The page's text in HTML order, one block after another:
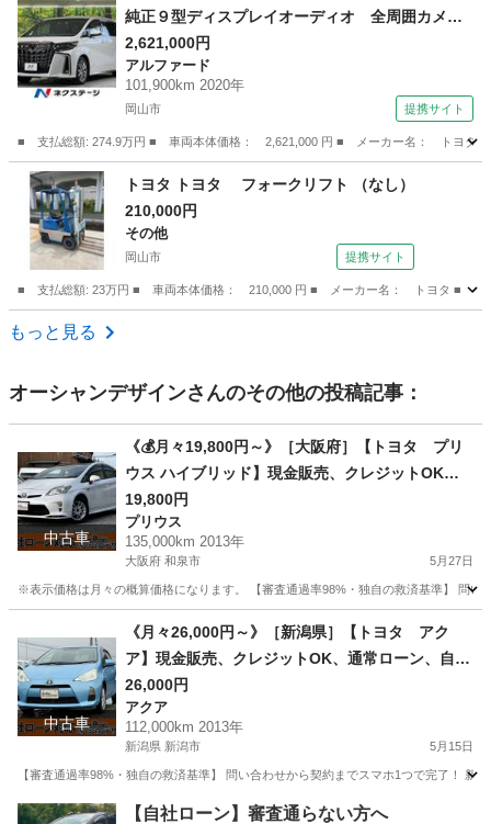
純正９型ディスプレイオーディオ 全周囲カメ
ラ ＪＢＬサウンド セーフティセンス レーダ
ークルーズ 禁煙車 両側電動スライドドア パ
ワーバックドア ３眼ＬＥＤヘッドライト ハー
2,621,000円
アルファード
101,900km 2020年
岡山市 提携サイト
■ 支払総額: 274.9万円 ■ 車両本体価格： 2,621,000 円 ■ メーカー名： トヨタ
岡山 岡山市 アルファード
トヨタ トヨタ フォークリフト （なし）
210,000円
その他
岡山市 提携サイト
■ 支払総額: 23万円 ■ 車両本体価格： 210,000 円 ■ メーカー名： トヨタ ■
岡山 岡山市
もっと見る
オーシャンデザインさんのその他の投稿記事：
中古車
《💰月々19,800円～》［大阪府］【トヨタ プリ
ウス ハイブリッド】現金販売、クレジットOK、
通常ローン、自社ローン対応❗審査通過率98%【オ
ーシャンデザイン】
19,800円
プリウス
135,000km 2013年
大阪府 和泉市 5月27日
※表示価格は月々の概算価格になります。 【審査通過率98%・独自の救済基準】 問
プリウス 車両
中古車
《月々26,000円～》［新潟県］【トヨタ アク
ア】現金販売、クレジットOK、通常ローン、自社
ローン対応❗審査通過率98%【オーシャンデザイ
ン】
26,000円
アクア
112,000km 2013年
新潟県 新潟市 5月15日
【審査通過率98%・独自の救済基準】 問い合わせから契約までスマホ1つで完了！ 新
新潟 新潟市 アクア 車両
【自社ローン】審査通らない方へ